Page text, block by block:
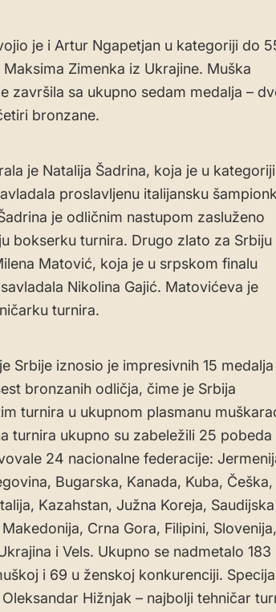
je i Artur Ngapetjan u kategoriji do
Zimenka iz Ukrajine. Muška
završila sa ukupno sedam medalja –
bronzane.
je Natalija Šadrina, koja je u
proslavljenu italijansku
je odličnim nastupom zasluženo
bokserku turnira. Drugo zlato za Srbiju
Matović, koja je u srpskom finalu
Nikolina Gajić. Matovićeva je
turnira.
Srbije iznosio je impresivnih 15 medalja
bronzanih odličja, čime je Srbija
turnira u ukupnom plasmanu
turnira ukupno su zabeležili 25 pobeda
24 nacionalne federacije:
Bugarska, Kanada, Kuba, Češka,
Kazahstan, Južna Koreja, Saudijska
Crna Gora, Filipini, Slovenija,
i Vels. Ukupno se nadmetalo 183
i 69 u ženskoj konkurenciji.
Hižnjak – najbolji tehničar